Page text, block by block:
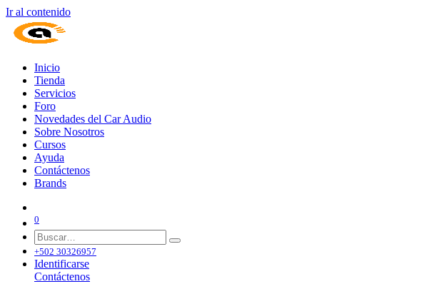
Ir al contenido
Inicio
Tienda
Servicios
Foro
Novedades del Car Audio
Sobre Nosotros
Cursos
Ayuda
Contáctenos
Brands
0
+502 30326957
Identificarse
Contáctenos